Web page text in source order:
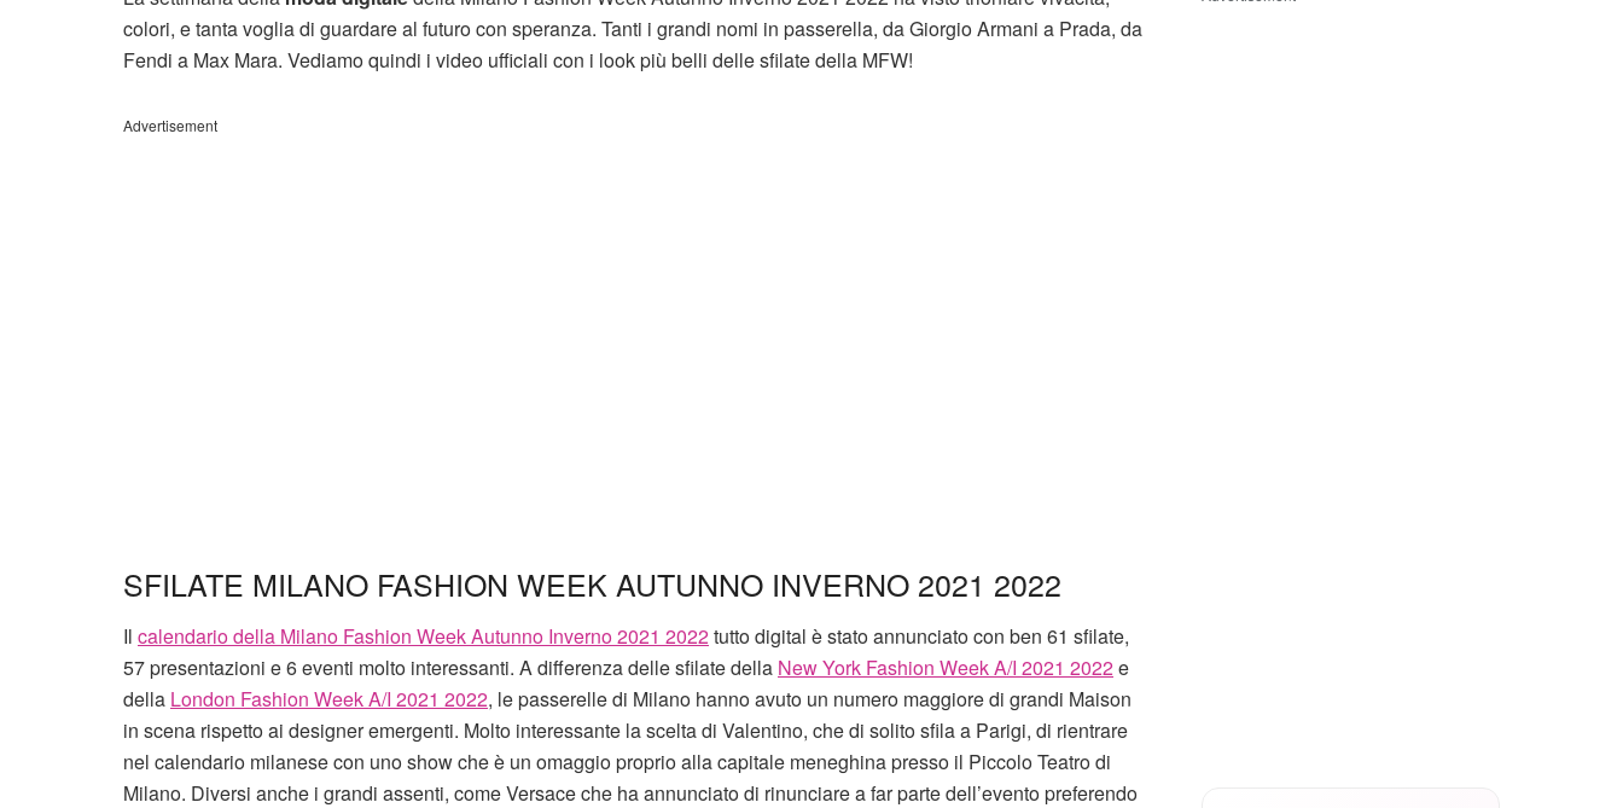
colori, e tanta voglia di guardare al futuro con speranza. Tanti i grandi nomi in passerella, da Giorgio Armani a Prada, da
Fendi a Max Mara. Vediamo quindi i video ufficiali con i look più belli delle sfilate della MFW!
Advertisement
SFILATE MILANO FASHION WEEK AUTUNNO INVERNO 2021 2022
Il calendario della Milano Fashion Week Autunno Inverno 2021 2022tutto digital è stato annunciato con ben 61 sfilate,
57 presentazioni e 6 eventi molto interessanti. A differenza delle sfilate della New York Fashion Week A/I 2021 2022e
della London Fashion Week A/I 2021 2022, le passerelle di Milano hanno avuto un numero maggiore di grandi Maison
in scena rispetto ai designer emergenti. Molto interessante la scelta di Valentino, che di solito sfila a Parigi, di rientrare
nel calendario milanese con uno show che è un omaggio proprio alla capitale meneghina presso il Piccolo Teatro di
Milano. Diversi anche i grandi assenti, come Versace che ha annunciato di rinunciare a far parte dell’evento preferendo